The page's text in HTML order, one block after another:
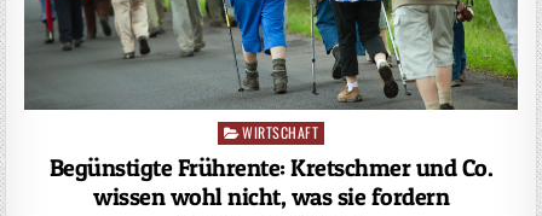
Posted
in
WIRTSCHAFT
Begünstigte Frührente: Kretschmer und Co.
wissen wohl nicht, was sie fordern